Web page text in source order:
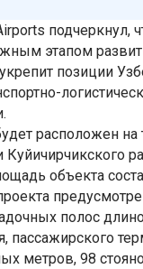
подчеркнул,
этапом
позиции
расположен на
Куйичирчикского
объекта
полос
пассажирского
метров, 98